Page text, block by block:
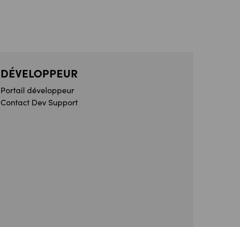
DÉVELOPPEUR
Portail développeur
Contact Dev Support